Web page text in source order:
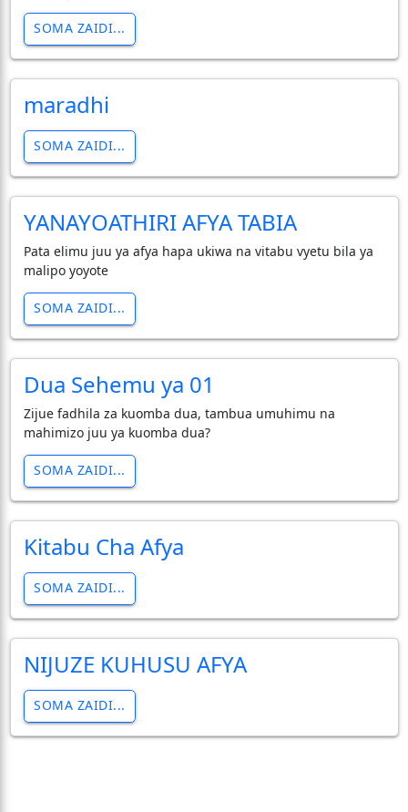
SOMA ZAIDI...
maradhi
SOMA ZAIDI...
YANAYOATHIRI AFYA TABIA
Pata elimu juu ya afya hapa ukiwa na vitabu vyetu bila ya
malipo yoyote
SOMA ZAIDI...
Dua Sehemu ya 01
Zijue fadhila za kuomba dua, tambua umuhimu na
mahimizo juu ya kuomba dua?
SOMA ZAIDI...
Kitabu Cha Afya
SOMA ZAIDI...
NIJUZE KUHUSU AFYA
SOMA ZAIDI...